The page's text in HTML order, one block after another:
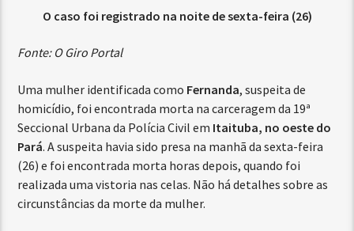
O caso foi registrado na noite de sexta-feira (26)
Fonte: O Giro Portal
Uma mulher identificada como Fernanda, suspeita de
homicídio, foi encontrada morta na carceragem da 19ª
Seccional Urbana da Polícia Civil em Itaituba, no oeste do
Pará. A suspeita havia sido presa na manhã da sexta-feira
(26) e foi encontrada morta horas depois, quando foi
realizada uma vistoria nas celas. Não há detalhes sobre as
circunstâncias da morte da mulher.